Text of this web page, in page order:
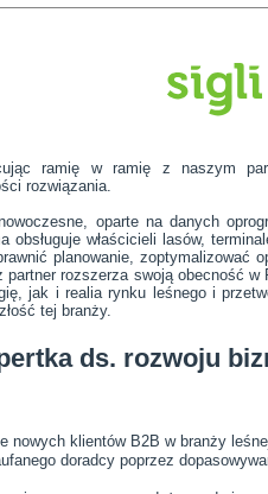
ramię w ramię z naszym
rozwiązania.
oparte na danych
obsługuje właścicieli lasów,
planowanie, zoptymalizować
partner rozszerza swoją obecność
jak i realia rynku leśnego i
tej branży.
ds. rozwoju
nowych klientów B2B w branży
doradcy poprzez